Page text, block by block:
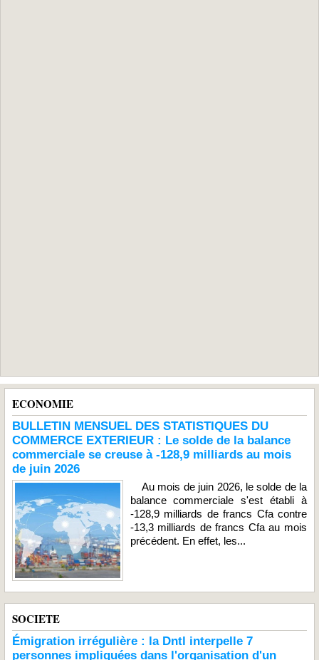
ECONOMIE
BULLETIN MENSUEL DES STATISTIQUES DU
COMMERCE EXTERIEUR : Le solde de la balance
commerciale se creuse à -128,9 milliards au mois
de juin 2026
Au mois de juin 2026, le solde de la
balance commerciale s'est établi à
-128,9 milliards de francs Cfa contre
-13,3 milliards de francs Cfa au mois
précédent. En effet, les...
SOCIETE
Émigration irrégulière : la Dntl interpelle 7
personnes impliquées dans l'organisation d'un